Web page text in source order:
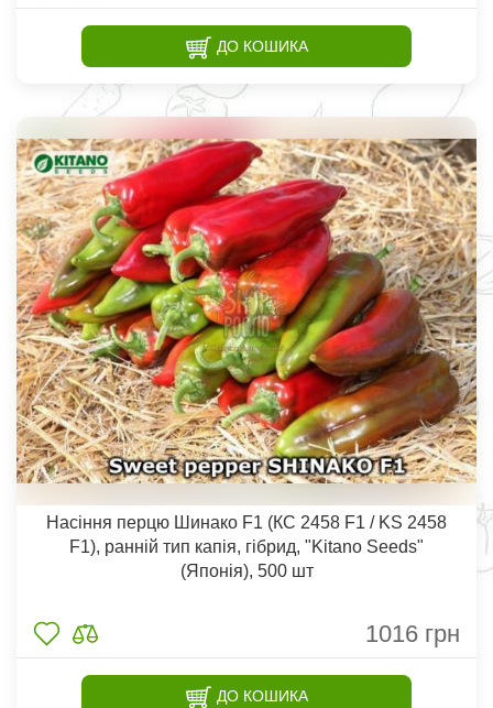
ДО КОШИКА
Насіння перцю Шинако F1 (КС 2458 F1 / KS 2458
F1), ранній тип капія, гібрид, "Kitano Seeds"
(Японія), 500 шт
1016 грн
ДО КОШИКА